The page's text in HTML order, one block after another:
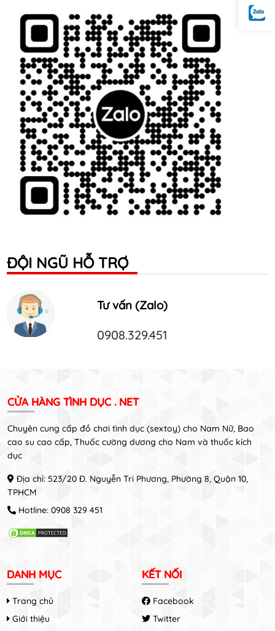
ĐỘI NGŨ HỖ TRỢ
Tư vấn (Zalo)
0908.329.451
CỬA HÀNG TÌNH DỤC . NET
Chuyên cung cấp đồ chơi tình dục (sextoy) cho Nam Nữ, Bao
cao su cao cấp, Thuốc cường dương cho Nam và thuốc kích
dục
Địa chỉ: 523/20 Đ. Nguyễn Tri Phương, Phường 8, Quận 10,
TPHCM
Hotline: 0908 329 451
DANH MỤC
Trang chủ
Giới thiệu
KẾT NỐI
Facebook
Twitter